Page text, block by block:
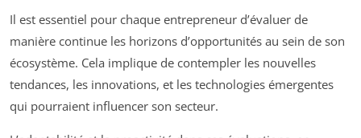
Il est essentiel pour chaque entrepreneur d’évaluer de
manière continue les horizons d’opportunités au sein de son
écosystème. Cela implique de contempler les nouvelles
tendances, les innovations, et les technologies émergentes
qui pourraient influencer son secteur.